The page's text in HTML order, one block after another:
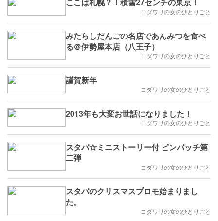
コダワリの女のひとりごと
みたらしだんごの名店であんみつを食べ
る＠伊勢屋本店（八王子）
コダワリの女のひとりごと
謹賀新年
コダワリの女のひとりごと
2013年も大変お世話になりました！
コダワリの女のひとりごと
スタバ☆ミニストーリー付 ピンバッチ第
二弾
コダワリの女のひとりごと
スタバのクリスマスプロモ始まりまし
た。
コダワリの女のひとりごと